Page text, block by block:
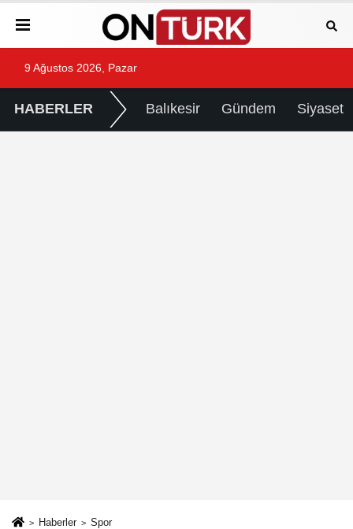
9 Ağustos 2026, Pazar
HABERLER Balıkesir Gündem Siyaset
Haberler Spor